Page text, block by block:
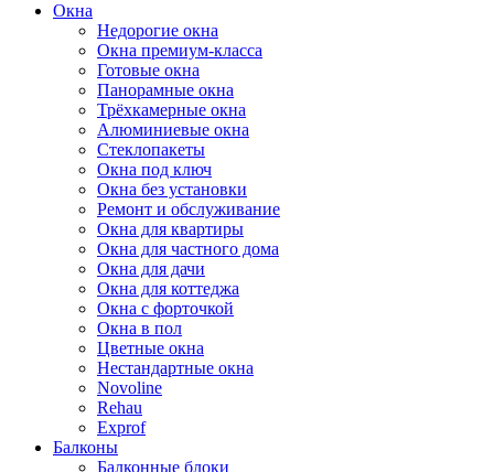
Окна
Недорогие окна
Окна премиум-класса
Готовые окна
Панорамные окна
Трёхкамерные окна
Алюминиевые окна
Стеклопакеты
Окна под ключ
Окна без установки
Ремонт и обслуживание
Окна для квартиры
Окна для частного дома
Окна для дачи
Окна для коттеджа
Окна с форточкой
Окна в пол
Цветные окна
Нестандартные окна
Novoline
Rehau
Exprof
Балконы
Балконные блоки